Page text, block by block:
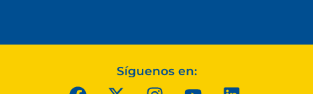
Síguenos en: